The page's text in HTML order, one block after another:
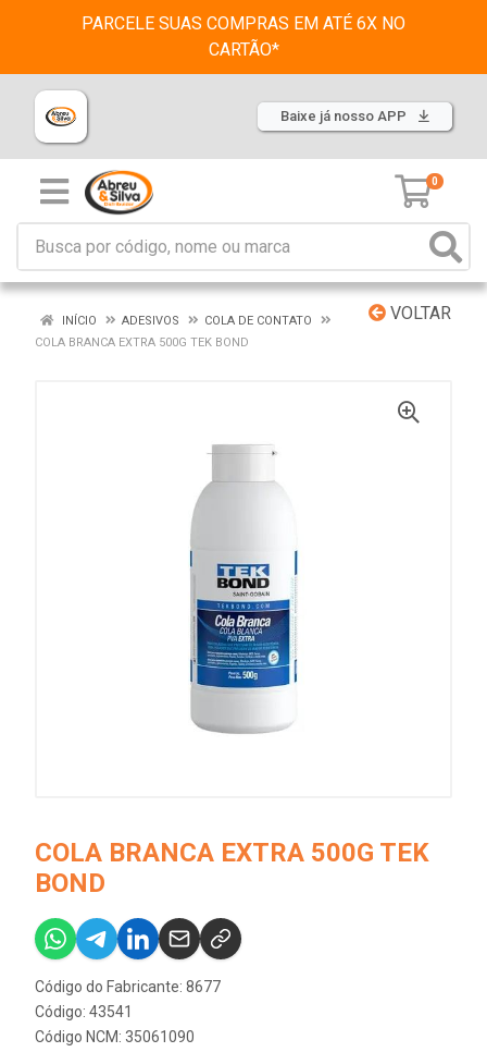
PARCELE SUAS COMPRAS EM ATÉ 6X NO
CARTÃO*
Baixe já nosso APP
0
VOLTAR
INÍCIO ADESIVOS
COLA DE CONTATO
COLA BRANCA EXTRA 500G TEK BOND
COLA BRANCA EXTRA 500G TEK
BOND
Código do Fabricante: 8677
Código: 43541
Código NCM: 35061090